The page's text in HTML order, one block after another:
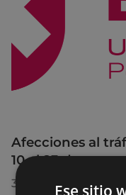
Afecciones al
10 al 23 de
30/07/2026Ese sitio